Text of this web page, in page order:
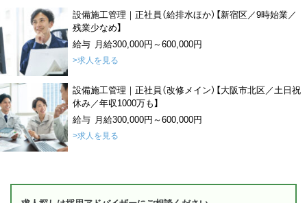
設備施工管理｜正社員（給排水ほか）【新宿区／9時始業／
残業少なめ】
給与 月給300,000円～600,000円
>求人を見る
設備施工管理｜正社員（改修メイン）【大阪市北区／土日祝
休み／年収1000万も】
給与 月給300,000円～600,000円
>求人を見る